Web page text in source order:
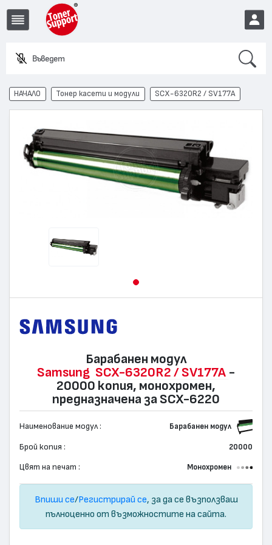
Въведете име
EUR
НАЧАЛО Тонер касети и модули SCX-6320R2 / SV177A
Барабанен модул
Samsung SCX-6320R2 / SV177A -
20000 копия, монохромен,
предназначена за SCX-6220
Наименование модул : Барабанен модул
Брой копия : 20000
Цвят на печат : Монохромен
Впиши се/Регистрирай се, за да се възползваш
пълноценно от възможностите на сайта.